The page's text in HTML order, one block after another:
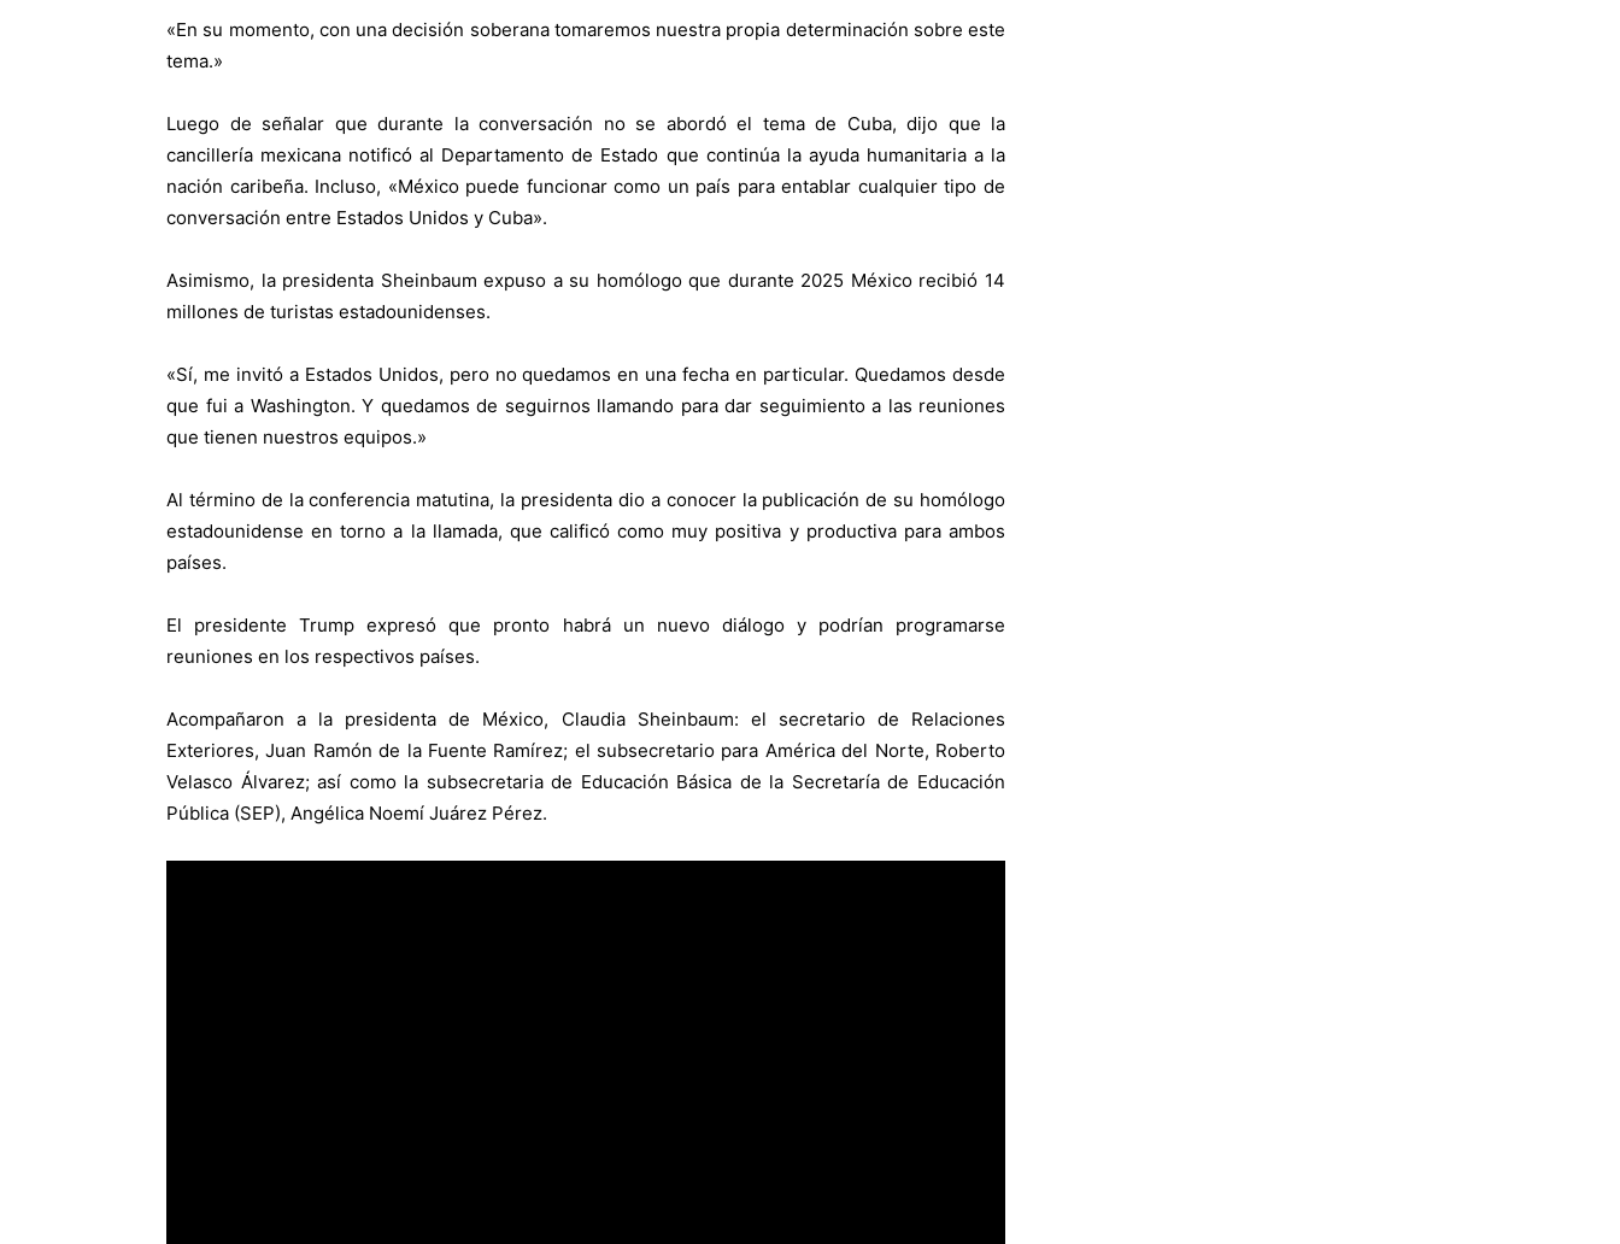
«En su momento, con una decisión soberana tomaremos nuestra propia determinación sobre este
tema.»
Luego de señalar que durante la conversación no se abordó el tema de Cuba, dijo que la
cancillería mexicana notificó al Departamento de Estado que continúa la ayuda humanitaria a la
nación caribeña. Incluso, «México puede funcionar como un país para entablar cualquier tipo de
conversación entre Estados Unidos y Cuba».
Asimismo, la presidenta Sheinbaum expuso a su homólogo que durante 2025 México recibió 14
millones de turistas estadounidenses.
«Sí, me invitó a Estados Unidos, pero no quedamos en una fecha en particular. Quedamos desde
que fui a Washington. Y quedamos de seguirnos llamando para dar seguimiento a las reuniones
que tienen nuestros equipos.»
Al término de la conferencia matutina, la presidenta dio a conocer la publicación de su homólogo
estadounidense en torno a la llamada, que calificó como muy positiva y productiva para ambos
países.
El presidente Trump expresó que pronto habrá un nuevo diálogo y podrían programarse
reuniones en los respectivos países.
Acompañaron a la presidenta de México, Claudia Sheinbaum: el secretario de Relaciones
Exteriores, Juan Ramón de la Fuente Ramírez; el subsecretario para América del Norte, Roberto
Velasco Álvarez; así como la subsecretaria de Educación Básica de la Secretaría de Educación
Pública (SEP), Angélica Noemí Juárez Pérez.